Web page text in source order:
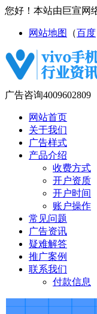
您好！本站由巨宣网
网站地图 （百度
广告咨询4009602809
网站首页
关于我们
广告样式
产品介绍
收费方式
开户资质
开户时间
账户操作
常见问题
广告资讯
疑难解答
推广案例
联系我们
付款信息